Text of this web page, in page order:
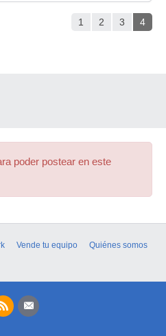
1 2 3 4
poder postear en este
Vende tu equipo
Quiénes somos